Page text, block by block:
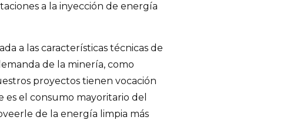
a la inyección de energía
a las características técnicas de
de la minería, como
proyectos tienen vocación
es el consumo mayoritario del
de la energía limpia más